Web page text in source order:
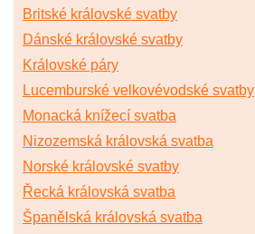
Britské královské svatby
Dánské královské svatby
Královské páry
Lucemburské velkovévodské svatby
Monacká knížecí svatba
Nizozemská královská svatba
Norské královské svatby
Řecká královská svatba
Španělská královská svatba